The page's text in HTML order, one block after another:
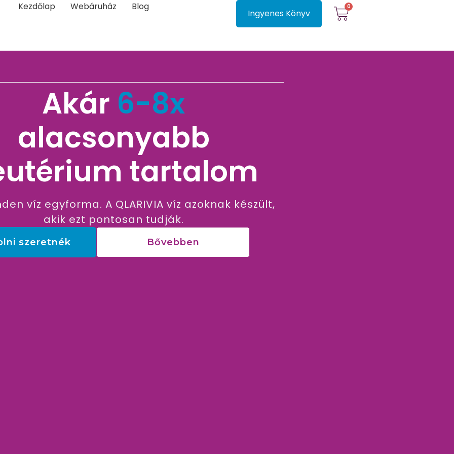
Kezdőlap Webáruház Blog
Ingyenes Könyv
0
Akár 6-8x
alacsonyabb
tartalom
víz egyforma. A QLARIVIA víz azoknak készült,
akik ezt pontosan tudják.
szeretnék Bővebben